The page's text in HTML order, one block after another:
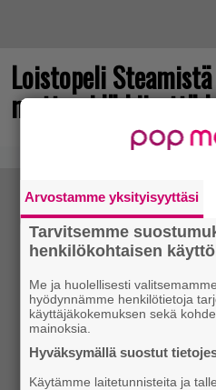
Loistopeli
mutta pidä kiirettä
Arvostamme yksityisyyttäsi
Tarvitsemme
henkilökohtaisen
Me ja huolellisesti
hyödynnämme henkilötietoja
käyttäjäkokemuksen sekä
mainoksia.
Hyväksymällä suostut
Käytämme laitetunnisteita ja